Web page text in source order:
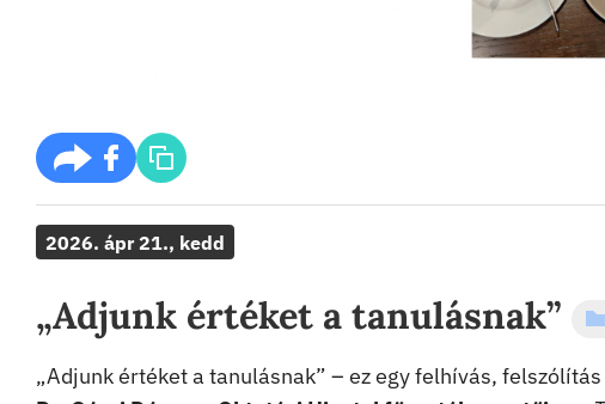
2026. ápr 21., kedd
„Adjunk értéket a tanulásnak”
„Adjunk értéket a tanulásnak” – ez egy felhívás,